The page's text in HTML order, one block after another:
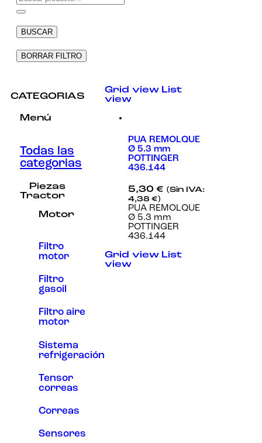
BUSCAR
BORRAR FILTRO
CATEGORIAS
Menú
Todas las
categorias
Piezas
Tractor
Motor
Filtro
motor
Filtro
gasoil
Filtro aire
motor
Sistema
refrigeración
Tensor
correas
Correas
Sensores
Grid view List
view
PUA REMOLQUE
Ø 5.3 mm
POTTINGER
436.144
5,30€ (Sin IVA:
4,38€)
PUA REMOLQUE
Ø 5.3 mm
POTTINGER
436.144
Grid view List
view
Necesarias
Estas
cookies no
son
Son
necesarias
podamos
mejorar la
funcionalidad
de la web, en
base a cómo
web.
Experiencia
Para que
funcione lo
mejor posible
durante tu
visita. Si
rechaza estas
cookies,
funcionalidades
desaparecerán
de la web.
Al compartir tus
comportamiento
mientras visitas